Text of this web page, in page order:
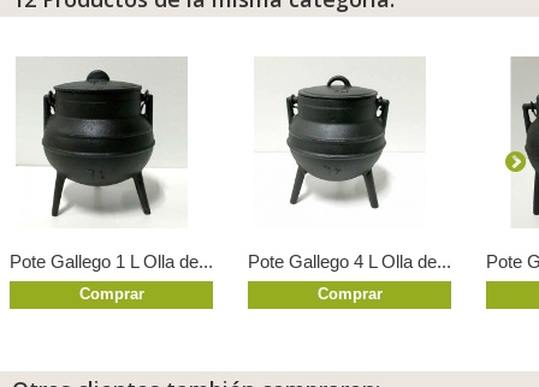
Pote Gallego 1 L Olla de...
Comprar
Pote Gallego 4 L Olla de...
Comprar
Pote